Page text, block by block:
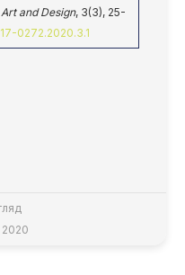
Art and Design, 3(3), 25-
0272.2020.3.1